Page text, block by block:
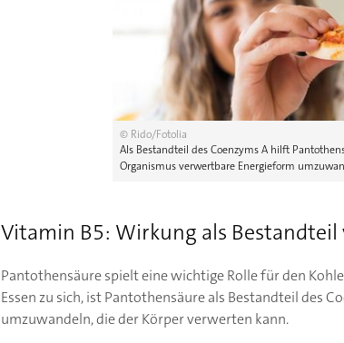
© Rido/Fotolia
Als Bestandteil des Coenzyms A hilft
Organismus verwertbare Energieform
Vitamin B5: Wirkung als Bestandteil
Pantothensäure spielt eine wichtige Rolle für den
Essen zu sich, ist Pantothensäure als Bestandteil des
umzuwandeln, die der Körper verwerten kann.